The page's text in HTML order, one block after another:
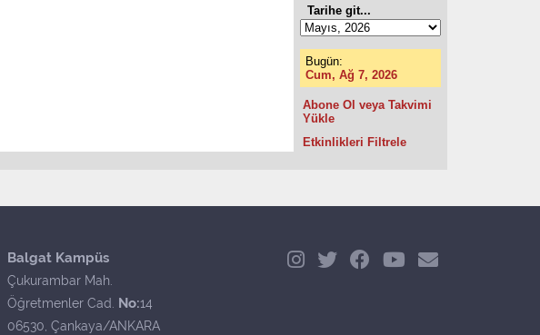
Tarihe git...
Bugün:
Cum, Ağ 7, 2026
Abone Ol veya Takvimi
Yükle
Etkinlikleri Filtrele
Balgat Kampüs
Çukurambar Mah.
Öğretmenler Cad. No:14
06530, Çankaya/ANKARA